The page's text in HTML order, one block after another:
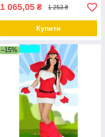
1 065,05 ₴ 1 253 ₴
Купити
–15%